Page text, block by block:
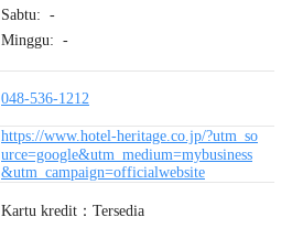
Sabtu: -
Minggu: -
048-536-1212
https://www.hotel-heritage.co.jp/?utm_so
urce=google&utm_medium=mybusiness
&utm_campaign=officialwebsite
Kartu kredit：Tersedia